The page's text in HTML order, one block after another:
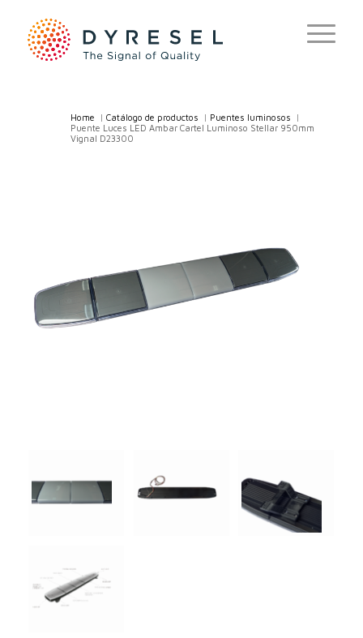
Home /Catálogo de productos Puentes luminosos
Puente Luces LED Ambar Cartel Luminoso Stellar 950mm
Vignal D23300